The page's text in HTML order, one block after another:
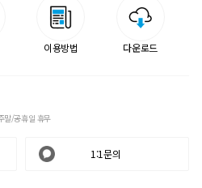
이용방법 다운로드
말/공휴일 휴무
1:1문의